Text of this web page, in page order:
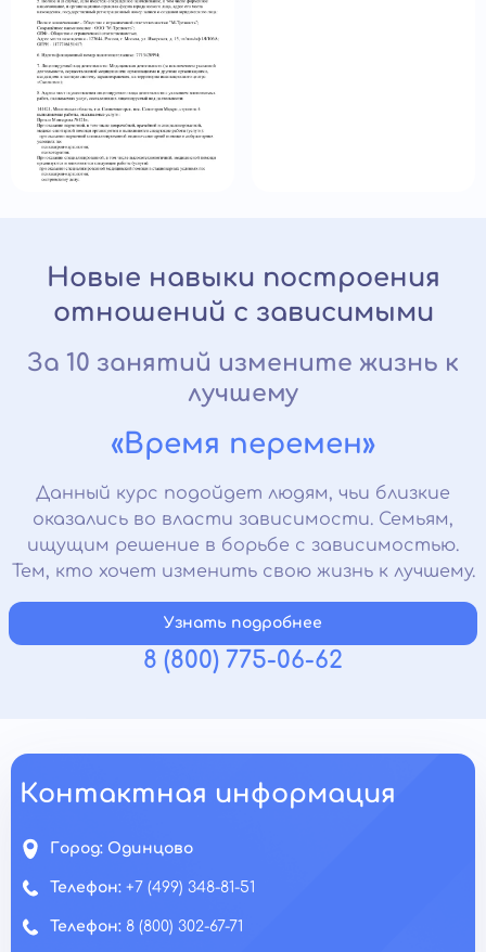
Новые навыки построения
отношений с зависимыми
За 10 занятий измените жизнь к
лучшему
«Время перемен»
Данный курс подойдет людям, чьи близкие
оказались во власти зависимости. Семьям,
ищущим решение в борьбе с зависимостью.
Тем, кто хочет изменить свою жизнь к лучшему.
Узнать подробнее
8 (800) 775-06-62
Контактная информация
Город: Одинцово
Телефон: +7 (499) 348-81-51
Телефон: 8 (800) 302-67-71